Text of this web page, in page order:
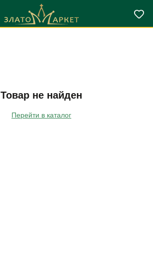
Товар не найден
Перейти в каталог